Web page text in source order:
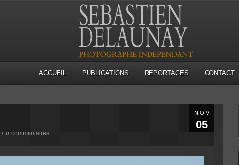
ACCUEIL PUBLICATIONS REPORTAGES CONTACT
NOV
05
/ 0 commentaires